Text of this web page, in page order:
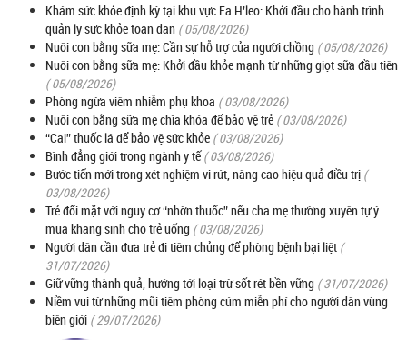
Khám sức khỏe định kỳ tại khu vực Ea H’leo: Khởi đầu cho hành trình
quản lý sức khỏe toàn dân ( 05/08/2026)
Nuôi con bằng sữa mẹ: Cần sự hỗ trợ của người chồng ( 05/08/2026)
Nuôi con bằng sữa mẹ: Khởi đầu khỏe mạnh từ những giọt sữa đầu tiên
( 05/08/2026)
Phòng ngừa viêm nhiễm phụ khoa ( 03/08/2026)
Nuôi con bằng sữa mẹ chìa khóa để bảo vệ trẻ ( 03/08/2026)
“Cai” thuốc lá để bảo vệ sức khỏe ( 03/08/2026)
Bình đẳng giới trong ngành y tế ( 03/08/2026)
Bước tiến mới trong xét nghiệm vi rút, nâng cao hiệu quả điều trị (
03/08/2026)
Trẻ đối mặt với nguy cơ “nhờn thuốc” nếu cha mẹ thường xuyên tự ý
mua kháng sinh cho trẻ uống ( 03/08/2026)
Người dân cần đưa trẻ đi tiêm chủng để phòng bệnh bại liệt (
31/07/2026)
Giữ vững thành quả, hướng tới loại trừ sốt rét bền vững ( 31/07/2026)
Niềm vui từ những mũi tiêm phòng cúm miễn phí cho người dân vùng
biên giới ( 29/07/2026)